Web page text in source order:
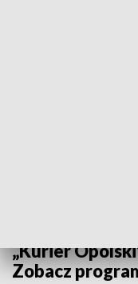
„Kurier
Zobacz